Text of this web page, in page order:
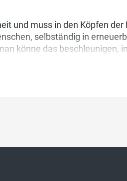
und muss in den Köpfen
selbständig in
könne das